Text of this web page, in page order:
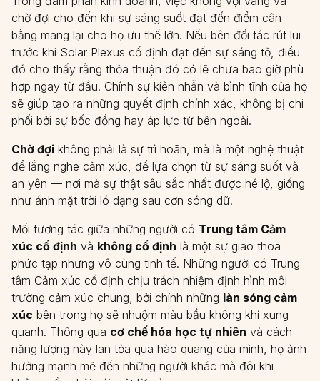
chờ đợi cho đến khi sự sáng suốt đạt đến điểm cân
bằng mang lại cho họ ưu thế lớn. Nếu bên đối tác rút lui
trước khi Solar Plexus cố định đạt đến sự sáng tỏ, điều
đó cho thấy rằng thỏa thuận đó có lẽ chưa bao giờ phù
hợp ngay từ đầu. Chính sự kiên nhẫn và bình tĩnh của họ
sẽ giúp tạo ra những quyết định chính xác, không bị chi
phối bởi sự bốc đồng hay áp lực từ bên ngoài.
Chờ đợi không phải là sự trì hoãn, mà là một nghệ thuật
để lắng nghe cảm xúc, để lựa chọn từ sự sáng suốt và
an yên — nơi mà sự thật sâu sắc nhất được hé lộ, giống
như ánh mặt trời ló dạng sau cơn sóng dữ.
Mối tương tác giữa những người có Trung tâm Cảm
xúc cố định và không cố định là một sự giao thoa
phức tạp nhưng vô cùng tinh tế. Những người có Trung
tâm Cảm xúc cố định chịu trách nhiệm định hình môi
trường cảm xúc chung, bởi chính những làn sóng cảm
xúc bên trong họ sẽ nhuộm màu bầu không khí xung
quanh. Thông qua cơ chế hóa học tự nhiên và cách
năng lượng này lan tỏa qua hào quang của mình, họ ảnh
hưởng mạnh mẽ đến những người khác mà đôi khi